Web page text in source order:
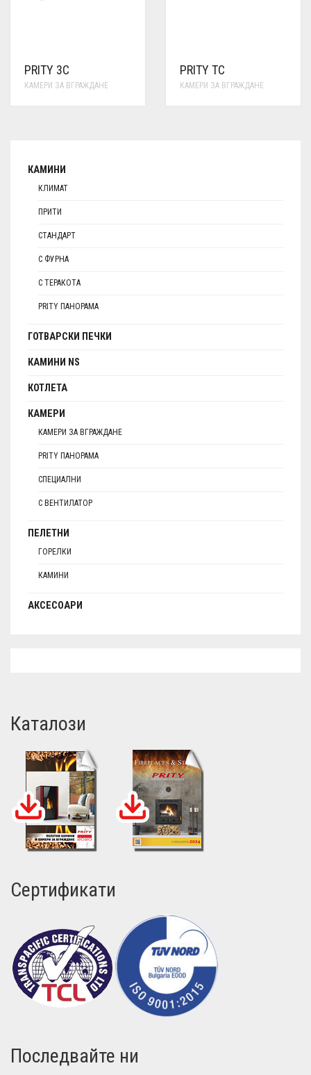
PRITY 3C
КАМЕРИ ЗА ВГРАЖДАНЕ
PRITY TC
КАМЕРИ ЗА ВГРАЖДАНЕ
КАМИНИ
КЛИМАТ
ПРИТИ
СТАНДАРТ
С ФУРНА
С ТЕРАКОТА
PRITY ПАНОРАМА
ГОТВАРСКИ ПЕЧКИ
КАМИНИ NS
КОТЛЕТА
КАМЕРИ
КАМЕРИ ЗА ВГРАЖДАНЕ
PRITY ПАНОРАМА
СПЕЦИАЛНИ
С ВЕНТИЛАТОР
ПЕЛЕТНИ
ГОРЕЛКИ
КАМИНИ
АКСЕСОАРИ
Каталози
Сертификати
Последвайте ни